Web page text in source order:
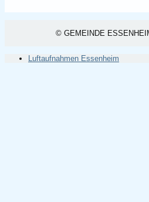
© GEMEINDE
Luftaufnahmen Essenheim